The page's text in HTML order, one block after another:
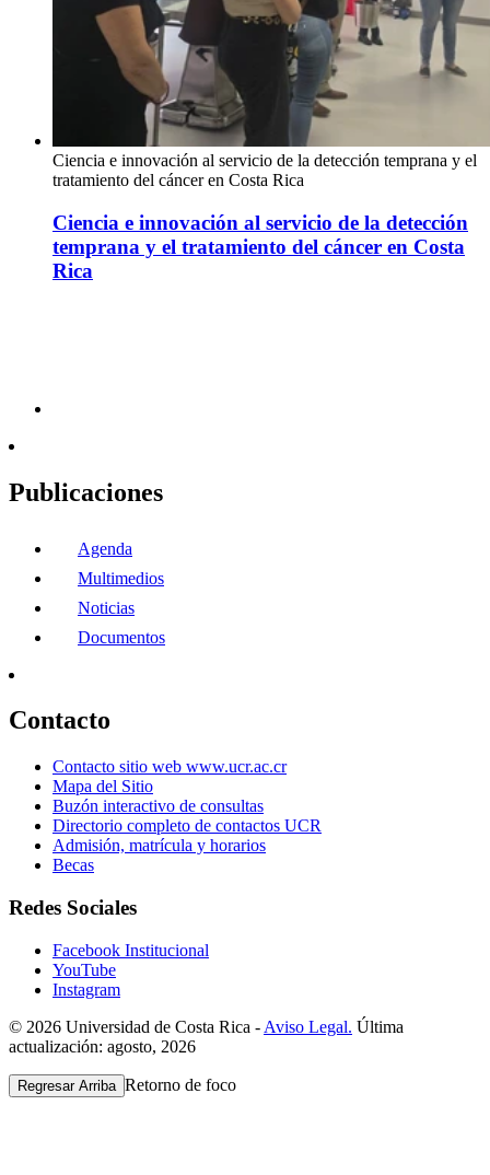
Ciencia e innovación al servicio de la detección temprana y el
tratamiento del cáncer en Costa Rica
Ciencia e innovación al servicio de la detección
temprana y el tratamiento del cáncer en Costa
Rica
Publicaciones
Agenda
Multimedios
Noticias
Documentos
Contacto
Contacto sitio web www.ucr.ac.cr
Mapa del Sitio
Buzón interactivo de consultas
Directorio completo de contactos UCR
Admisión, matrícula y horarios
Becas
Redes Sociales
Facebook Institucional
YouTube
Instagram
© 2026 Universidad de Costa Rica - Aviso Legal. Última
actualización: agosto, 2026
Regresar Arriba Retorno de foco